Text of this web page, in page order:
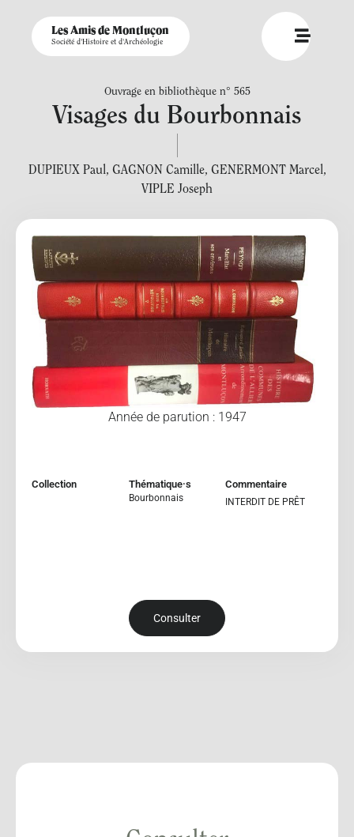
Les Amis de Montluçon
Société d'Histoire et d'Archéologie
Ouvrage en bibliothèque n° 565
Visages du Bourbonnais
DUPIEUX Paul, GAGNON Camille, GENERMONT Marcel,
VIPLE Joseph
Année de parution : 1947
Collection Thématique·s
Bourbonnais
Commentaire
INTERDIT DE PRÊT
Consulter